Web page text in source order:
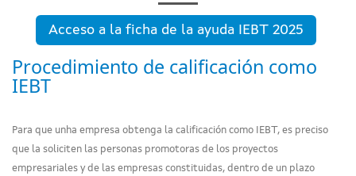
Acceso a la ficha de la ayuda IEBT 2025
Procedimiento de calificación como
IEBT
Para que unha empresa obtenga la calificación como IEBT, es preciso
que la soliciten las personas promotoras de los proyectos
empresariales y de las empresas constituidas, dentro de un plazo